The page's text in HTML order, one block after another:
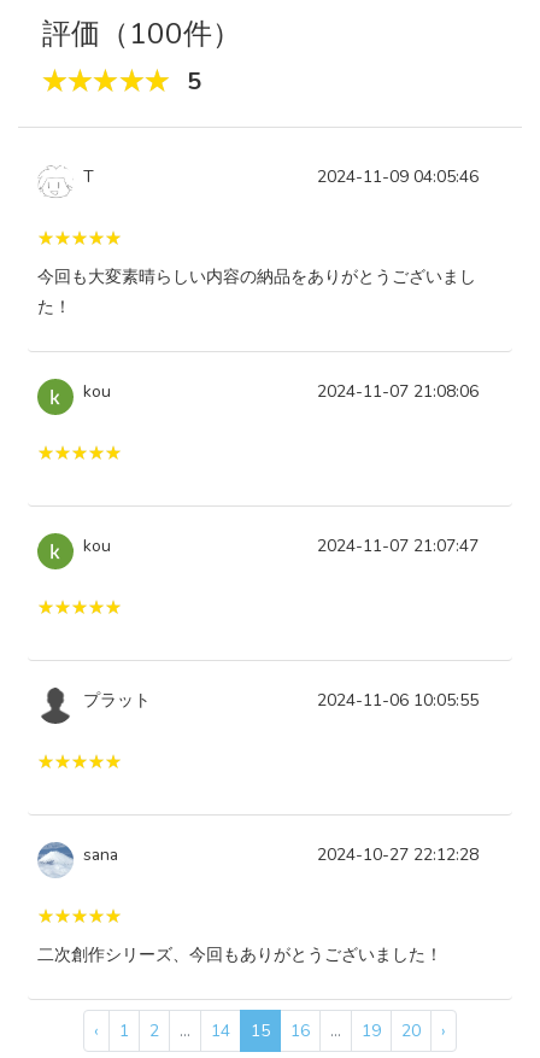
評価（100件）
5
T 2024-11-09 04:05:46
今回も大変素晴らしい内容の納品をありがとうございまし
た！
kou 2024-11-07 21:08:06
kou 2024-11-07 21:07:47
プラット 2024-11-06 10:05:55
sana 2024-10-27 22:12:28
二次創作シリーズ、今回もありがとうございました！
‹ 1 2 ... 14 15 16 ... 19 20 ›